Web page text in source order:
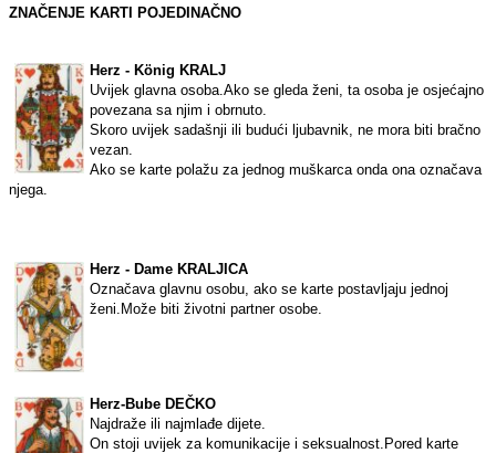
ZNAČENJE KARTI POJEDINAČNO
Herz - König KRALJ
Uvijek glavna osoba.Ako se gleda ženi, ta osoba je osjećajno
povezana sa njim i obrnuto.
Skoro uvijek sadašnji ili budući ljubavnik, ne mora biti bračno
vezan.
Ako se karte polažu za jednog muškarca onda ona označava
njega.
Herz - Dame KRALJICA
Označava glavnu osobu, ako se karte postavljaju jednoj
ženi.Može biti životni partner osobe.
Herz-Bube DEČKO
Najdraže ili najmlađe dijete.
On stoji uvijek za komunikacije i seksualnost.Pored karte